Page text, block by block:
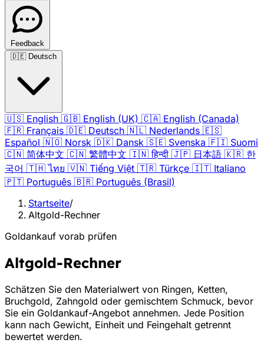
Feedback
🇩🇪 Deutsch
🇺🇸 English 🇬🇧 English (UK) 🇨🇦 English (Canada)
🇫🇷 Français 🇩🇪 Deutsch 🇳🇱 Nederlands 🇪🇸
Español 🇳🇴 Norsk 🇩🇰 Dansk 🇸🇪 Svenska 🇫🇮 Suomi
🇨🇳 简体中文 🇨🇳 繁體中文 🇮🇳 हिन्दी 🇯🇵 日本語 🇰🇷 한
국어 🇹🇭 ไทย 🇻🇳 Tiếng Việt 🇹🇷 Türkçe 🇮🇹 Italiano
🇵🇹 Português 🇧🇷 Português (Brasil)
Startseite/
Altgold-Rechner
Goldankauf vorab prüfen
Altgold-Rechner
Schätzen Sie den Materialwert von Ringen, Ketten,
Bruchgold, Zahngold oder gemischtem Schmuck, bevor
Sie ein Goldankauf-Angebot annehmen. Jede Position
kann nach Gewicht, Einheit und Feingehalt getrennt
bewertet werden.